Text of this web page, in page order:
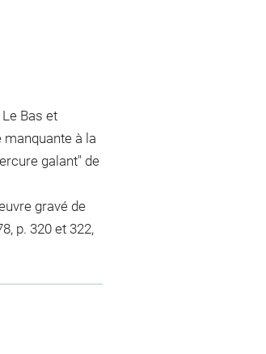
Bas et
à la
galant" de
gravé de
p. 320 et 322,